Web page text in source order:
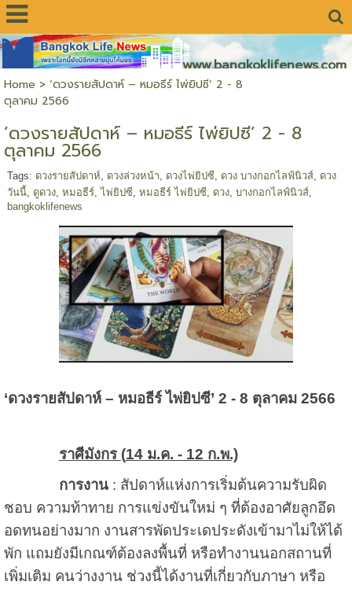
www.bangkoklifenews.com
Home > ‘ดวงรายสัปดาห์ – หมอธีร์ ไพ่ยิปซี’ 2 - 8
ตุลาคม 2566
‘ดวงรายสัปดาห์ – หมอธีร์ ไพ่ยิปซี’ 2 - 8
ตุลาคม 2566
Tags: ดวงรายสัปดาห์ ดวงล่วงหน้า ดวงไพ่ยิปซี ดวง บางกอกไลฟ์นิวส์, ดวง
วันนี้, ดูดวง, หมอธีร์,ไพ่ยิปซี หมอธีร์ ไพ่ยิปซี ดวง, บางกอกไลฟ์นิวส์,
bangkoklifenews
‘ดวงรายสัปดาห์ – หมอธีร์ ไพ่ยิปซี’ 2 - 8 ตุลาคม 2566
ราศีมังกร (14 ม.ค. - 12 ก.พ.)
การงาน: สัปดาห์แห่งการเริ่มต้นความรับผิด
ชอบ ความท้าทาย การแข่งขันใหม่ ๆ ที่ต้องอาศัยลูกอึด
อดทนอย่างมาก งานสารพัดประเดประดังเข้ามาไม่ให้ได้
พัก แถมยังมีเกณฑ์ต้องลงพื้นที่ หรือทำงานนอกสถานที่
เพิ่มเติม คนว่างงาน ช่วงนี้ได้งานที่เกี่ยวกับภาษา หรือ